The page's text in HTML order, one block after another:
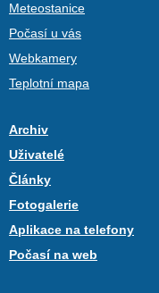
Meteostanice
Počasí u vás
Webkamery
Teplotní mapa
Archiv
Uživatelé
Články
Fotogalerie
Aplikace na telefony
Počasí na web